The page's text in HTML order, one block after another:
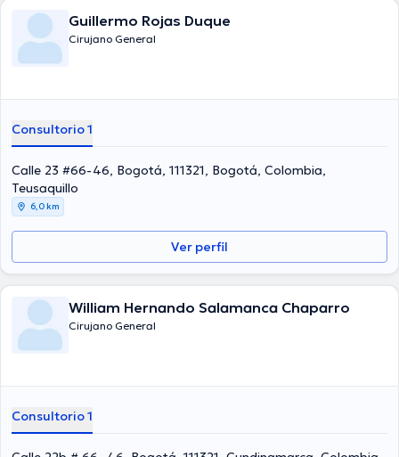
Guillermo Rojas Duque
Cirujano General
Consultorio 1
Calle 23 #66-46, Bogotá, 111321, Bogotá, Colombia,
Teusaquillo
6,0 km
Ver perfil
William Hernando Salamanca Chaparro
Cirujano General
Consultorio 1